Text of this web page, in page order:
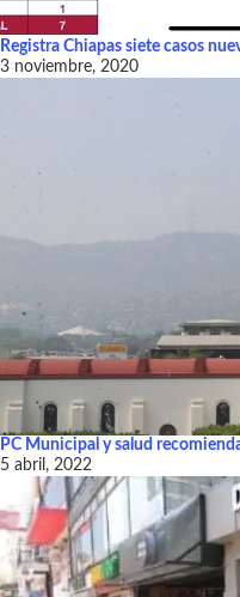
Registra Chiapas siete casos
3 noviembre, 2020
PC Municipal y salud
5 abril, 2022